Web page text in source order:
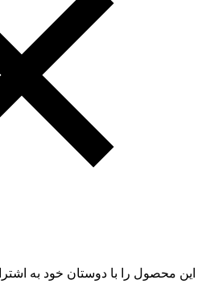
این محصول را با دوستان خود به